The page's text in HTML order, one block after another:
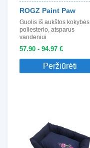
ROGZ Paint Paw
Guolis iš aukštos kokybės
poliesterio, atsparus
vandeniui
57.90 - 94.97 €
Peržiūrėti